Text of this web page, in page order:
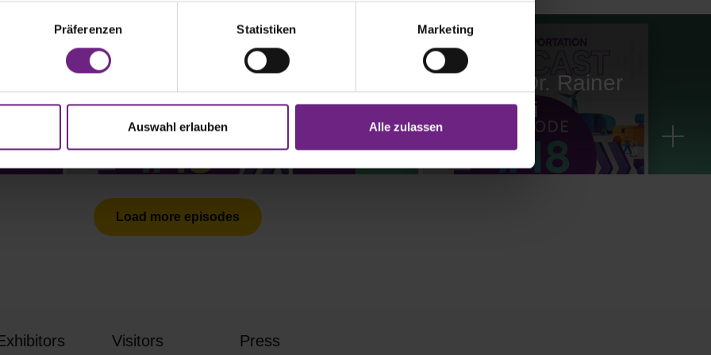
Präferenzen Statistiken Marketing
Auswahl erlauben Alle zulassen
Podcast | E19
Guido Cocola
Podcast | E18
Interview with Dr. Rainer
Müller-Finkeldei
Load more episodes
Visitors Press